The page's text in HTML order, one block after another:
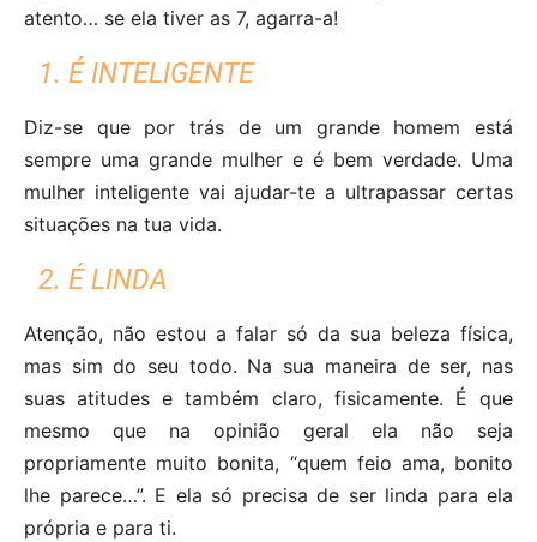
atento… se ela tiver as 7, agarra-a!
1. É INTELIGENTE
Diz-se que por trás de um grande homem está
sempre uma grande mulher e é bem verdade. Uma
mulher inteligente vai ajudar-te a ultrapassar certas
situações na tua vida.
2. É LINDA
Atenção, não estou a falar só da sua beleza física,
mas sim do seu todo. Na sua maneira de ser, nas
suas atitudes e também claro, fisicamente. É que
mesmo que na opinião geral ela não seja
propriamente muito bonita, “quem feio ama, bonito
lhe parece…”. E ela só precisa de ser linda para ela
própria e para ti.